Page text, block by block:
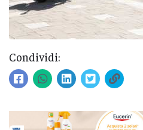
Condividi: